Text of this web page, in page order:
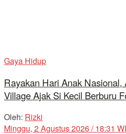
Gaya Hidup
Rayakan Hari Anak Nasional,
Village Ajak Si Kecil Berburu
Oleh: Rizki
Minggu, 2 Agustus 2026 / 18:31